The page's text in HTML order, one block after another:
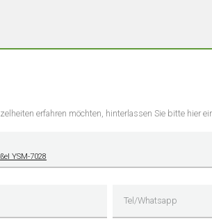
erfahren möchten, hinterlassen Sie bitte hier
YSM-7028